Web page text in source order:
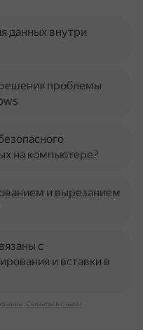
данных внутри
проблемы
на компьютере?
и вырезанием
с
и вставки в
Связаться с нами